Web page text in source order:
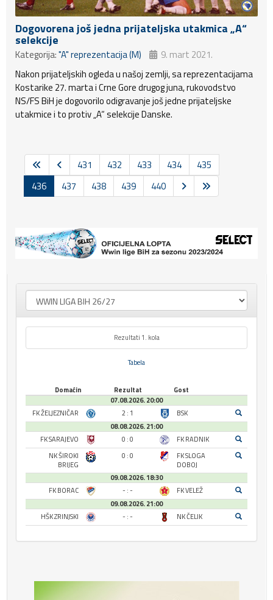
Dogovorena još jedna prijateljska utakmica „A“
selekcije
Kategorija:"A" reprezentacija (M)
9. mart 2021.
Nakon prijateljskih ogleda u našoj zemlji, sa reprezentacijama
Kostarike 27. marta i Crne Gore drugog juna, rukovodstvo
NS/FS BiH je dogovorilo odigravanje još jedne prijateljske
utakmice i to protiv „A“ selekcije Danske.
431 432 433 434
435
436
437 438 439 440
Rezultati 1. kola
Tabela
Domaćin Rezultat
Gost
07.08.2026. 20:00
FK ŽELJEZNIČAR
2 : 1
BSK
08.08.2026. 21:00
FK SARAJEVO
0 : 0
FK RADNIK
NK ŠIROKI
BRIJEG
0 : 0
FK SLOGA
DOBOJ
09.08.2026. 18:30
FK BORAC
- : -
FK VELEŽ
09.08.2026. 21:00
HŠK ZRINJSKI
- : - NK ČELIK